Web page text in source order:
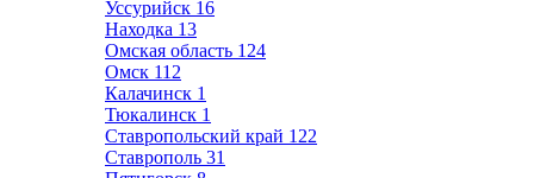
Уссурийск 16
Находка 13
Омская область 124
Омск 112
Калачинск 1
Тюкалинск 1
Ставропольский край 122
Ставрополь 31